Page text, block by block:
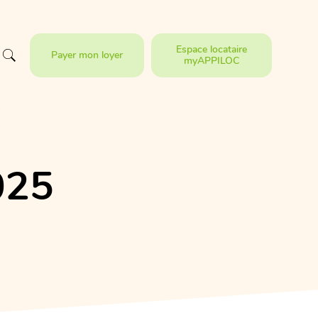
Payer mon loyer
Espace locataire
myAPPILOC